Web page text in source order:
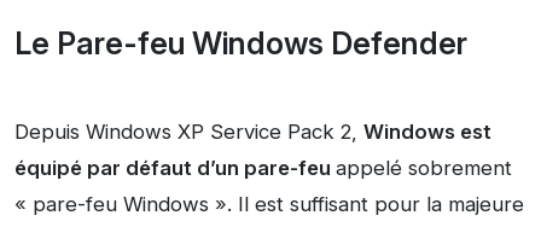
Le Pare-feu Windows Defender
Depuis Windows XP Service Pack 2, Windows est
équipé par défaut d’un pare-feu appelé sobrement
« pare-feu Windows ». Il est suffisant pour la majeure